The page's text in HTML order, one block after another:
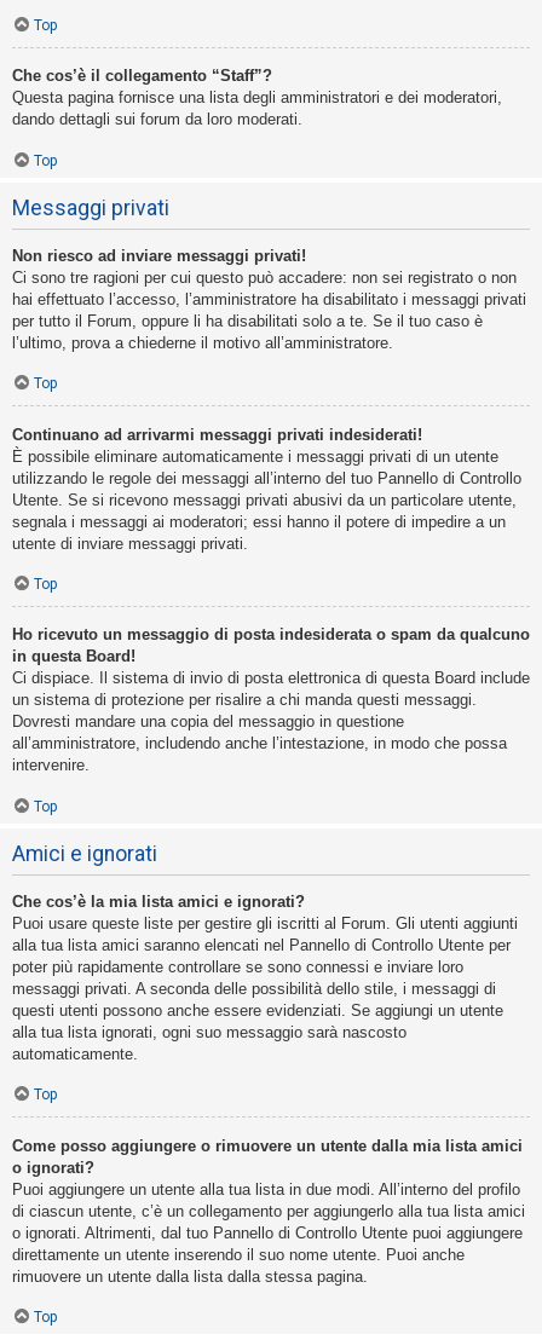
Top
Che cos’è il collegamento “Staff”?
Questa pagina fornisce una lista degli amministratori e dei moderatori,
dando dettagli sui forum da loro moderati.
Top
Messaggi privati
Non riesco ad inviare messaggi privati!
Ci sono tre ragioni per cui questo può accadere: non sei registrato o non
hai effettuato l’accesso, l’amministratore ha disabilitato i messaggi privati
per tutto il Forum, oppure li ha disabilitati solo a te. Se il tuo caso è
l’ultimo, prova a chiederne il motivo all’amministratore.
Top
Continuano ad arrivarmi messaggi privati indesiderati!
È possibile eliminare automaticamente i messaggi privati ​​di un utente
utilizzando le regole dei messaggi all’interno del tuo Pannello di Controllo
Utente. Se si ricevono messaggi privati ​​abusivi da un particolare utente,
segnala i messaggi ai moderatori; essi hanno il potere di impedire a un
utente di inviare messaggi privati​​.
Top
Ho ricevuto un messaggio di posta indesiderata o spam da qualcuno
in questa Board!
Ci dispiace. Il sistema di invio di posta elettronica di questa Board include
un sistema di protezione per risalire a chi manda questi messaggi.
Dovresti mandare una copia del messaggio in questione
all’amministratore, includendo anche l’intestazione, in modo che possa
intervenire.
Top
Amici e ignorati
Che cos’è la mia lista amici e ignorati?
Puoi usare queste liste per gestire gli iscritti al Forum. Gli utenti aggiunti
alla tua lista amici saranno elencati nel Pannello di Controllo Utente per
poter più rapidamente controllare se sono connessi e inviare loro
messaggi privati. A seconda delle possibilità dello stile, i messaggi di
questi utenti possono anche essere evidenziati. Se aggiungi un utente
alla tua lista ignorati, ogni suo messaggio sarà nascosto
automaticamente.
Top
Come posso aggiungere o rimuovere un utente dalla mia lista amici
o ignorati?
Puoi aggiungere un utente alla tua lista in due modi. All’interno del profilo
di ciascun utente, c’è un collegamento per aggiungerlo alla tua lista amici
o ignorati. Altrimenti, dal tuo Pannello di Controllo Utente puoi aggiungere
direttamente un utente inserendo il suo nome utente. Puoi anche
rimuovere un utente dalla lista dalla stessa pagina.
Top